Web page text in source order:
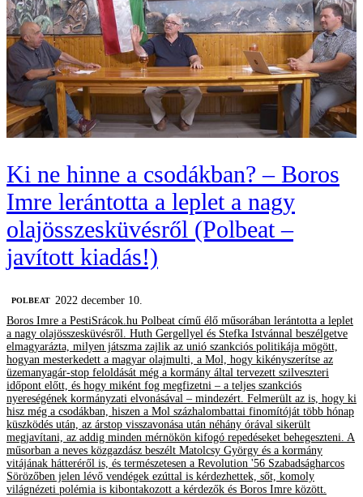
Ki ne hinne a csodákban? – Boros
Imre lerántotta a leplet a nagy
olajösszesküvésről (Polbeat –
javított kiadás!)
‎POLBEAT 2022 december 10.
Boros Imre a PestiSrácok.hu Polbeat című élő műsorában lerántotta a leplet
a nagy olajösszesküvésről. Huth Gergellyel és Stefka Istvánnal beszélgetve
elmagyarázta, milyen játszma zajlik az unió szankciós politikája mögött,
hogyan mesterkedett a magyar olajmulti, a Mol, hogy kikényszerítse az
üzemanyagár-stop feloldását még a kormány által tervezett szilveszteri
időpont előtt, és hogy miként fog megfizetni – a teljes szankciós
nyereségének kormányzati elvonásával – mindezért. Felmerült az is, hogy ki
hisz még a csodákban, hiszen a Mol százhalombattai finomítóját több hónap
küszködés után, az árstop visszavonása után néhány órával sikerült
megjavítani, az addig minden mérnökön kifogó repedéseket behegeszteni. A
műsorban a neves közgazdász beszélt Matolcsy György és a kormány
vitájának hátteréről is, és természetesen a Revolution '56 Szabadságharcos
Sörözőben jelen lévő vendégek ezúttal is kérdezhettek, sőt, komoly
világnézeti polémia is kibontakozott a kérdezők és Boros Imre között.